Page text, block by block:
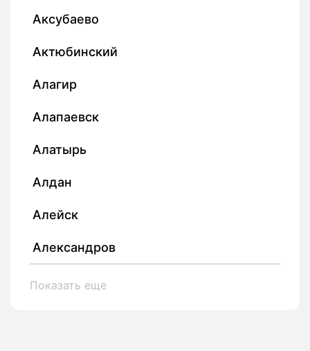
Аксубаево
Актюбинский
Алагир
Алапаевск
Алатырь
Алдан
Алейск
Александров
Показать еще